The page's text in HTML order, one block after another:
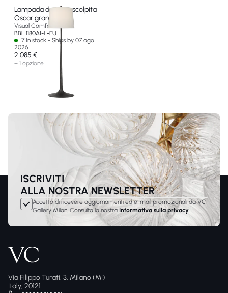
Lampada da terra scolpita
Oscar grande
Visual Comfort & Co
BBL 1180AI-L-EU
7 In stock - Ships by 07 ago
2026
2 085 €
+ 1 opzione
ISCRIVITI
ALLA NOSTRA NEWSLETTER
Accetto di ricevere aggiornamenti ed e-mail promozionali da VC
Gallery Milan. Consulta la nostra Informativa sulla privacy
Via Filippo Turati, 3, Milano (MI)
Italy, 20121